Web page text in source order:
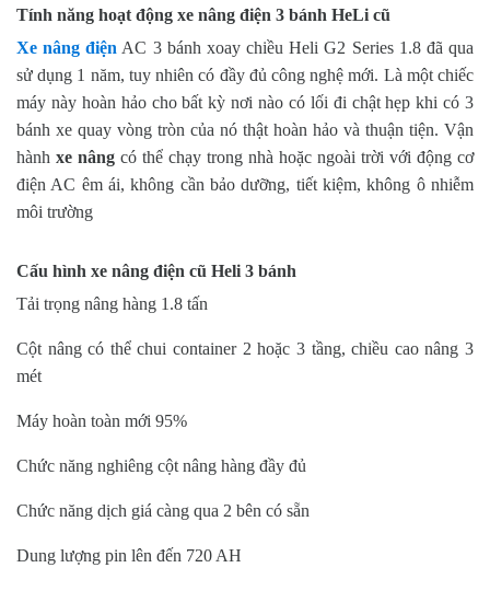
Tính năng hoạt động xe nâng điện 3 bánh HeLi cũ
Xe nâng điện AC 3 bánh xoay chiều Heli G2 Series 1.8 đã qua
sử dụng 1 năm, tuy nhiên có đầy đủ công nghệ mới. Là một chiếc
máy này hoàn hảo cho bất kỳ nơi nào có lối đi chật hẹp khi có 3
bánh xe quay vòng tròn của nó thật hoàn hảo và thuận tiện. Vận
hành xe nâng có thể chạy trong nhà hoặc ngoài trời với động cơ
điện AC êm ái, không cần bảo dưỡng, tiết kiệm, không ô nhiễm
môi trường
Cấu hình xe nâng điện cũ Heli 3 bánh
Tải trọng nâng hàng 1.8 tấn
Cột nâng có thể chui container 2 hoặc 3 tầng, chiều cao nâng 3
mét
Máy hoàn toàn mới 95%
Chức năng nghiêng cột nâng hàng đầy đủ
Chức năng dịch giá càng qua 2 bên có sẵn
Dung lượng pin lên đến 720 AH